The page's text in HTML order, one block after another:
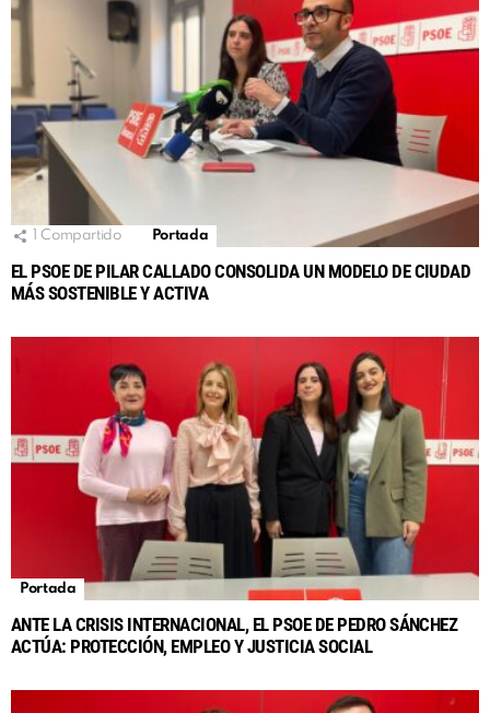
Compartido Portada
EL PSOE DE PILAR CALLADO CONSOLIDA UN MODELO DE CIUDAD
MÁS SOSTENIBLE Y ACTIVA
Portada
ANTE LA CRISIS INTERNACIONAL, EL PSOE DE PEDRO SÁNCHEZ
ACTÚA: PROTECCIÓN, EMPLEO Y JUSTICIA SOCIAL